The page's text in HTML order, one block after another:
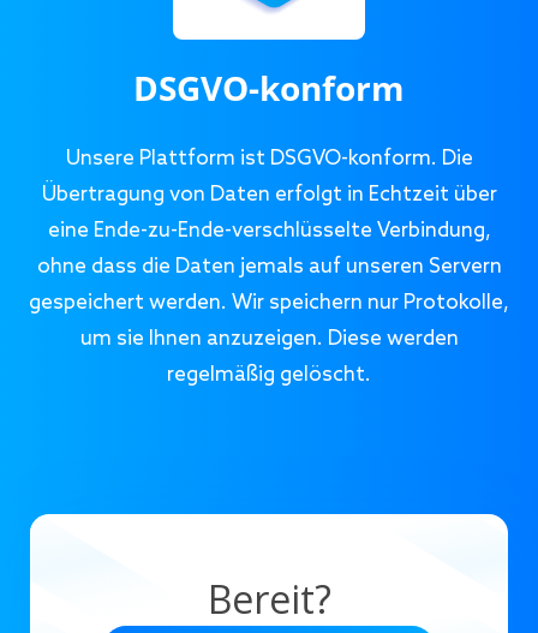
DSGVO-konform
Unsere Plattform ist DSGVO-konform. Die
Übertragung von Daten erfolgt in Echtzeit über
eine Ende-zu-Ende-verschlüsselte Verbindung,
ohne dass die Daten jemals auf unseren Servern
gespeichert werden. Wir speichern nur Protokolle,
um sie Ihnen anzuzeigen. Diese werden
regelmäßig gelöscht.
Bereit?